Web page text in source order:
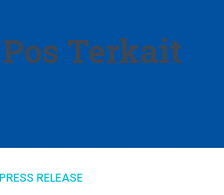
Pos Terkait
PRESS RELEASE